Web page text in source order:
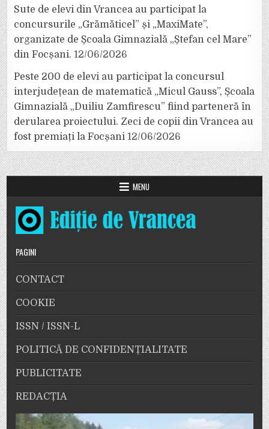
Sute de elevi din Vrancea au participat la
concursurile „Grămăticel” și „MaxiMate”,
organizate de Școala Gimnazială „Ștefan cel Mare”
din Focșani. 12/06/2026
Peste 200 de elevi au participat la concursul
interjudețean de matematică „Micul Gauss”, Școala
Gimnazială „Duiliu Zamfirescu” fiind parteneră în
derularea proiectului. Zeci de copii din Vrancea au
fost premiați la Focșani 12/06/2026
MENU
PAGINI
CONTACT
COOKIE
ISSN / ISSN-L
POLITICĂ DE CONFIDENȚIALITATE
PUBLICITATE
REDACȚIA
Player